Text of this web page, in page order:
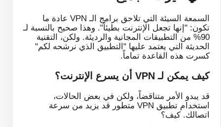
السمعة السيئة التي تلاحق برامج الـ VPN عادة ما
تكون: "إنها تجعل الإنترنت بطيئاً". وهذا صحيح بالنسبة لـ
90% من التطبيقات المجانية والرديئة. ولكن، التقنية
الحديثة التي يعتمد عليها "التطبيق الذي نرشحه لكم"
كسرت هذه القاعدة تماماً.
كيف يمكن لـ VPN أن يسرع الإنترنت؟
قد يبدو الأمر متناقضاً، ولكن في بعض الحالات،
استخدام تطبيق VPN متطور قد يزيد من سرعة
اتصالك. كيف؟